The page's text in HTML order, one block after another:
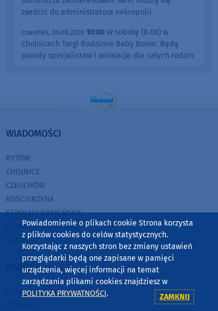
zwrócić do administratora nekropolii
czwartek, 06.08.2026 10:00 W sobotę (8.08) w
Chojnicach Targi Rodzinne Baby Boom. Będą
porady specjalistów i animacje dla całych rodzin
WIADOMOŚCI
BYTÓW
CHOJNICE
CZŁUCHÓW
KOŚCIERZYNA
SĘPÓLNO KRAJEŃSKIE
STAROGARD GDAŃSKI
TUCHOLA
RADIO
O WEEKEND FM
Powiadomienie o plikach cookie Strona korzysta
z plików cookies do celów statystycznych.
Korzystając z naszych stron bez zmiany ustawień
przeglądarki będą one zapisane w pamięci
urządzenia, więcej informacji na temat
zarządzania plikami cookies znajdziesz w
POLITYKA PRYWATNOŚCI. ZAMKNIJ